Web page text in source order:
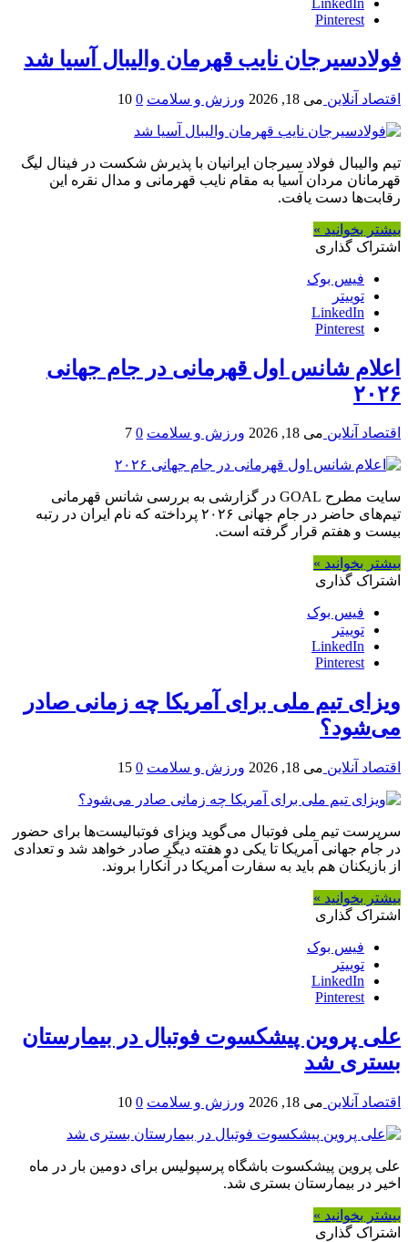
Pinterest
فولادسیرجان نایب قهرمان والیبال آسیا شد
اقتصاد آنلاین می 18, 2026 ورزش و سلامت 0
10
تیم والیبال فولاد سیرجان ایرانیان با پذیرش شکست در فینال لیگ
قهرمانان مردان آسیا به مقام نایب قهرمانی و مدال نقره این
رقابت‌ها دست یافت.
بیشتر بخوانید »
اشتراک گذاری
فیس بوک
توییتر
LinkedIn
Pinterest
اعلام شانس اول قهرمانی در جام جهانی
۲۰۲۶
اقتصاد آنلاین می 18, 2026 ورزش و سلامت 0
7
سایت مطرح GOAL در گزارشی به بررسی شانس قهرمانی
تیم‌های حاضر در جام جهانی ۲۰۲۶ پرداخته که نام ایران در رتبه
بیست و هفتم قرار گرفته است.
بیشتر بخوانید »
اشتراک گذاری
فیس بوک
توییتر
LinkedIn
Pinterest
ویزای تیم ملی برای آمریکا چه زمانی صادر
می‌شود؟
اقتصاد آنلاین می 18, 2026 ورزش و سلامت 0
15
سرپرست تیم ملی فوتبال می‌گوید ویزای فوتبالیست‌ها برای حضور
در جام جهانی آمریکا تا یکی دو هفته دیگر صادر خواهد شد و تعدادی
از بازیکنان هم باید به سفارت آمریکا در آنکارا بروند.
بیشتر بخوانید »
اشتراک گذاری
فیس بوک
توییتر
LinkedIn
Pinterest
علی پروین پیشکسوت فوتبال در بیمارستان
بستری شد
اقتصاد آنلاین می 18, 2026 ورزش و سلامت 0
10
علی پروین پیشکسوت باشگاه پرسپولیس برای دومین بار در ماه
اخیر در بیمارستان بستری شد.
بیشتر بخوانید »
اشتراک گذاری